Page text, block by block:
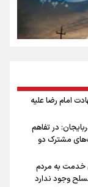
مردم، آقا از
اربعین
امام رضا علیه
در تفاهم
مشترک دو
خدمت به مردم
وجود ندارد